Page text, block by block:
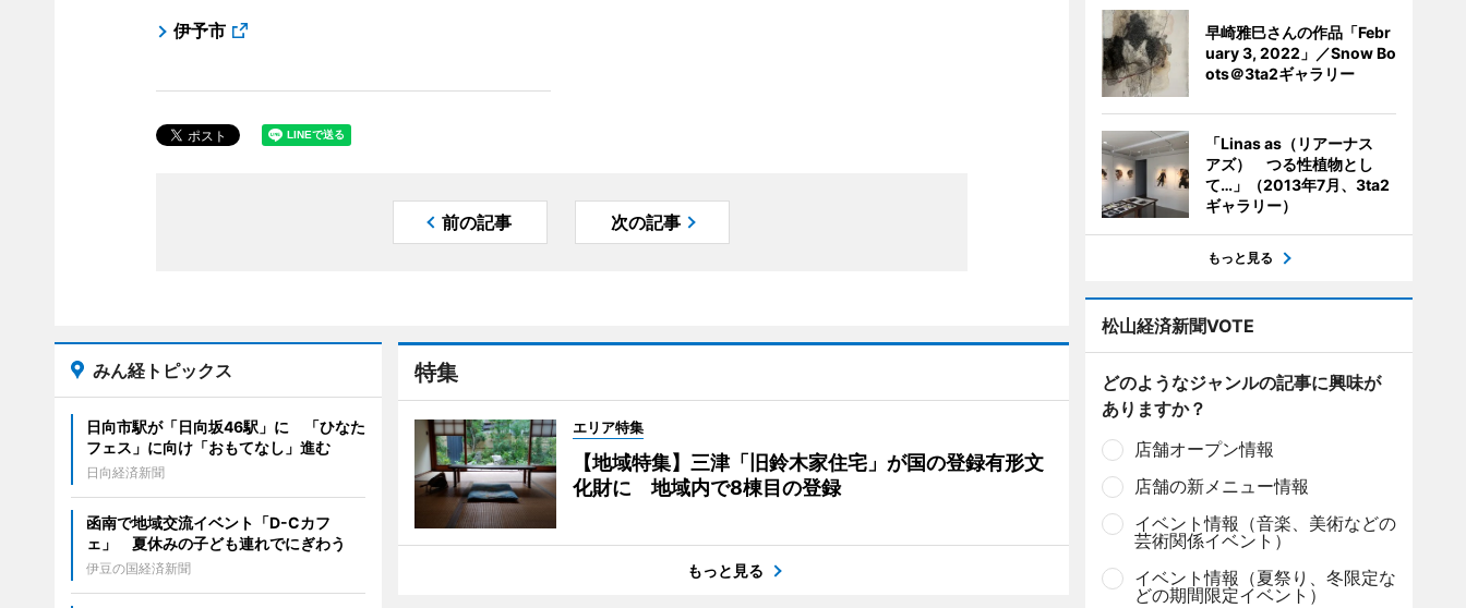
伊予市
前の記事 次の記事
特集
エリア特集
【地域特集】三津「旧鈴木家住宅」が国の登録有形文
化財に 地域内で8棟目の登録
もっと見る
みん経トピックス
日向市駅が「日向坂46駅」に 「ひなた
フェス」に向け「おもてなし」進む
日向経済新聞
函南で地域交流イベント「D-Cカフ
ェ」 夏休みの子ども連れでにぎわう
伊豆の国経済新聞
早崎雅巳さんの作品「Febr
uary 3, 2022」／Snow Bo
ots＠3ta2ギャラリー
「Linas as（リアーナス
アズ） つる性植物とし
て…」（2013年7月、3ta2
ギャラリー）
もっと見る
松山経済新聞VOTE
どのようなジャンルの記事に興味が
ありますか？
店舗オープン情報
店舗の新メニュー情報
イベント情報（音楽、美術などの
芸術関係イベント）
イベント情報（夏祭り、冬限定な
どの期間限定イベント）